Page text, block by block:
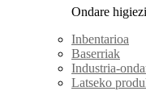
Ondare
Inbentarioa
Baserriak
Industria-
Latseko